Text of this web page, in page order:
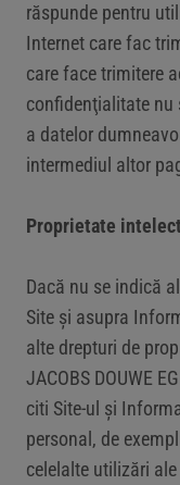
răspunde pentru
Internet care fac
care face trimitere
confidenţialitate nu
a datelor
intermediul altor
Proprietate
Dacă nu se indică
Site şi asupra
alte drepturi de
JACOBS DOUWE
citi Site-ul şi
personal, de
celelalte utilizări